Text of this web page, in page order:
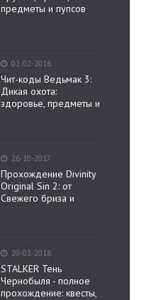
предметы и пупсов
01-02-2016
Чит-коды Ведьмак 3:
Дикая охота:
здоровье, предметы и
26-10-2017
Прохождение Divinity
Original Sin 2: от
Свежего бриза и
20-03-2018
STALKER Тень
Чернобыля - полное
прохождение: квесты,